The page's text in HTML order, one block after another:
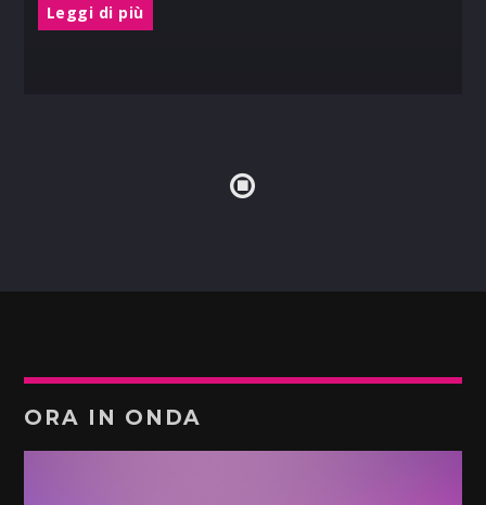
Leggi di più
ORA IN ONDA